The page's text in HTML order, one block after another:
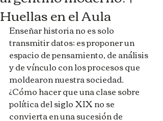
Huellas en el Aula
Enseñar historia no es solo
transmitir datos: es proponer un
espacio de pensamiento, de análisis
y de vínculo con los procesos que
moldearon nuestra sociedad.
¿Cómo hacer que una clase sobre
política del siglo XIX no se
convierta en una sucesión de